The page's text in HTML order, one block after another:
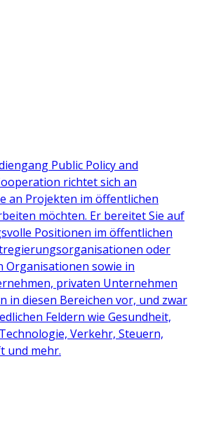
Public Policy and
richtet sich an
an Projekten im öffentlichen
möchten. Er bereitet Sie auf
Positionen im öffentlichen
oder
Organisationen sowie in
privaten Unternehmen
in diesen Bereichen vor, und zwar
Feldern wie Gesundheit,
Verkehr, Steuern,
und mehr.